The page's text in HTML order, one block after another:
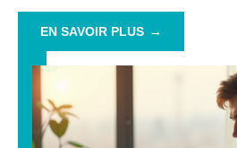
EN SAVOIR PLUS